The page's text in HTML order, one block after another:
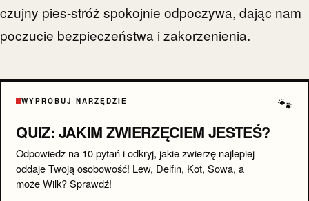
czujny pies-stróż spokojnie odpoczywa, dając nam
poczucie bezpieczeństwa i zakorzenienia.
🐾
WYPRÓBUJ NARZĘDZIE
QUIZ: JAKIM ZWIERZĘCIEM JESTEŚ?
Odpowiedz na 10 pytań i odkryj, jakie zwierzę najlepiej
oddaje Twoją osobowość! Lew, Delfin, Kot, Sowa, a
może Wilk? Sprawdź!